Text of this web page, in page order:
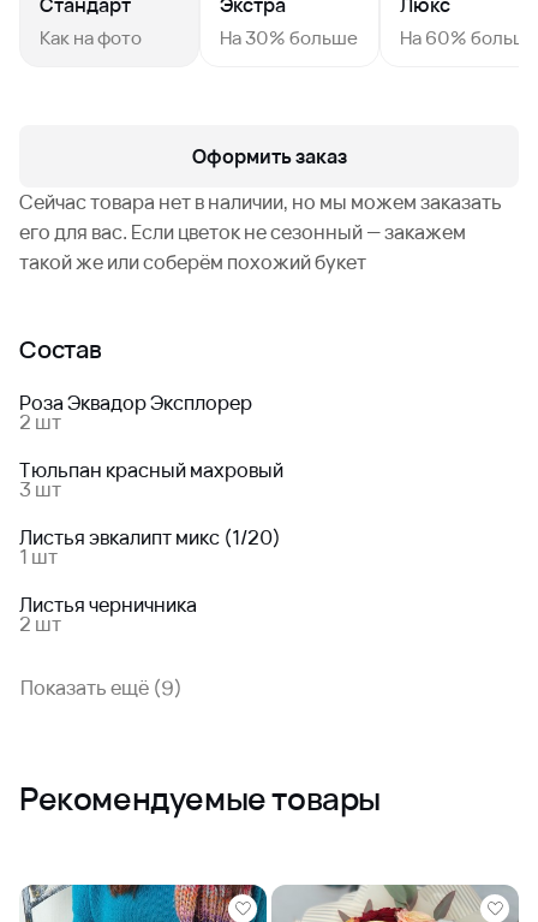
Как на фото На 30% больше На 60% больше
Оформить заказ
Сейчас товара нет в наличии, но мы можем заказать
его для вас. Если цветок не сезонный — закажем
такой же или соберём похожий букет
Состав
Роза Эквадор Эксплорер
2 шт
Тюльпан красный махровый
3 шт
Листья эвкалипт микс (1/20)
1 шт
Листья черничника
2 шт
Показать ещё (9)
Рекомендуемые товары